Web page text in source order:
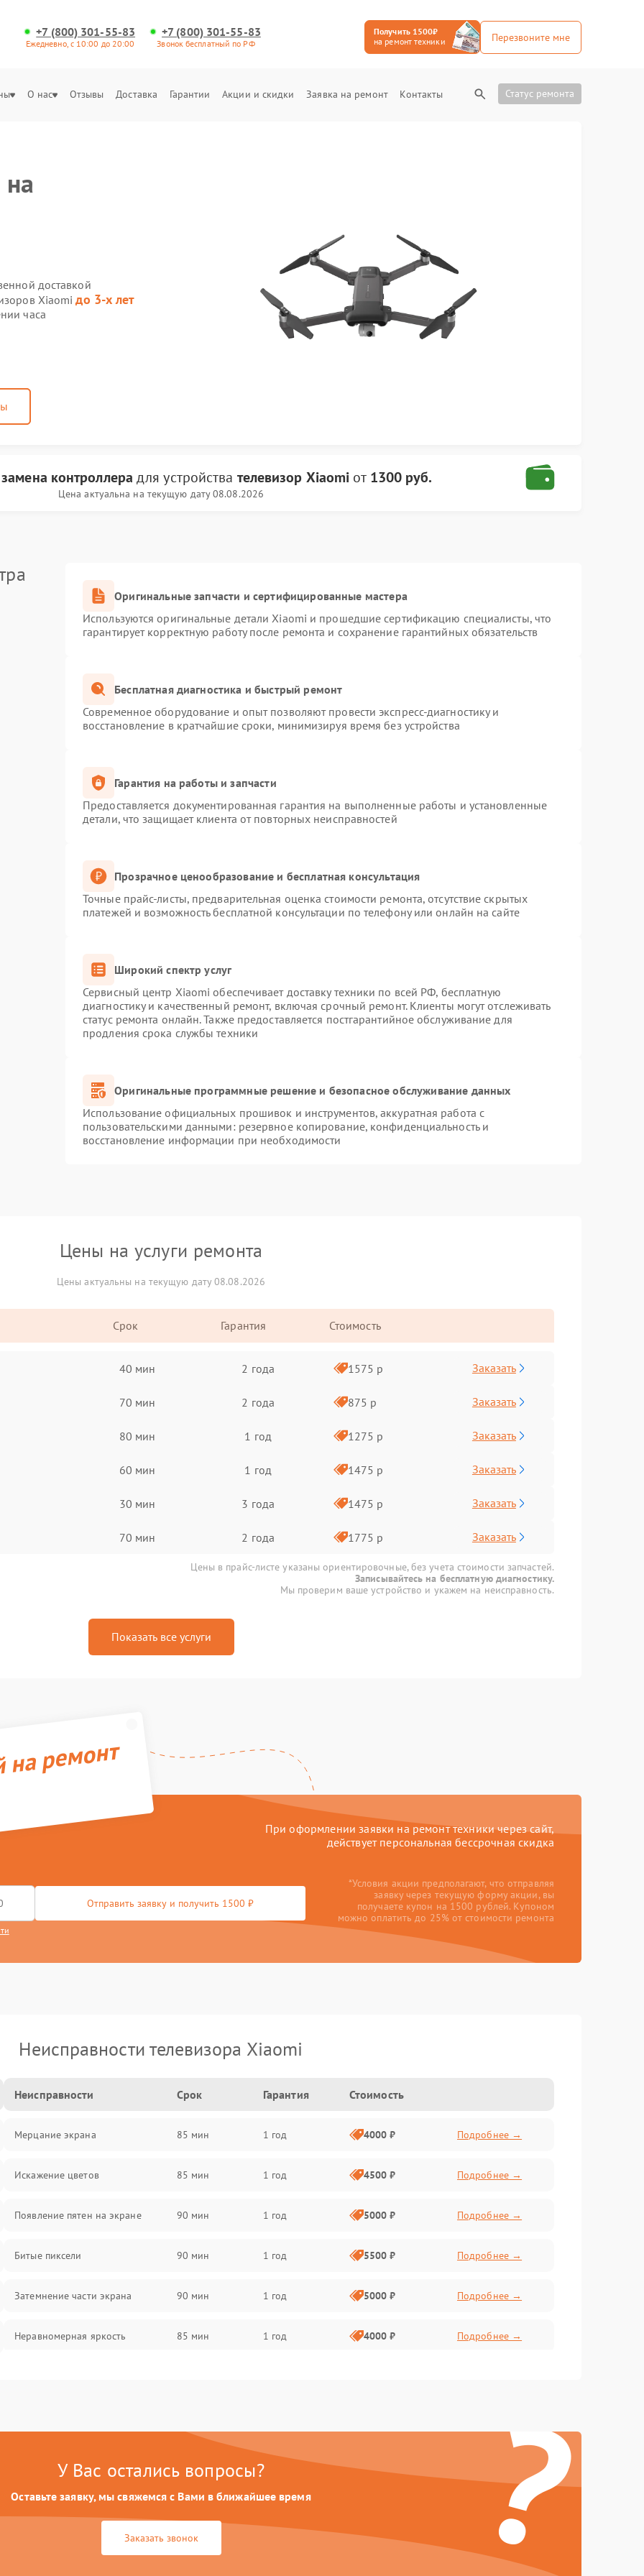
+7 (800) 301-55-83
Ежедневно, с 10:00 до 20:00
+7 (800) 301-55-83
Звонок бесплатный по РФ
Получить 1500₽
на ремонт техники
Перезвоните мне
О нас Отзывы Доставка Гарантии Акции и скидки Заявка на ремонт Контакты Статус ремонта
доставкой
Xiaomiдо 3-х лет
часа
замена контроллера для устройства телевизор Xiaomi от 1300 руб.
Цена актуальна на текущую дату 08.08.2026
Оригинальные запчасти и сертифицированные мастера
Используются оригинальные детали Xiaomi и прошедшие сертификацию специалисты, что
гарантирует корректную работу после ремонта и сохранение гарантийных обязательств
Бесплатная диагностика и быстрый ремонт
Современное оборудование и опыт позволяют провести экспресс-диагностику и
восстановление в кратчайшие сроки, минимизируя время без устройства
Гарантия на работы и запчасти
Предоставляется документированная гарантия на выполненные работы и установленные
детали, что защищает клиента от повторных неисправностей
Прозрачное ценообразование и бесплатная консультация
Точные прайс-листы, предварительная оценка стоимости ремонта, отсутствие скрытых
платежей и возможность бесплатной консультации по телефону или онлайн на сайте
Широкий спектр услуг
Сервисный центр Xiaomi обеспечивает доставку техники по всей РФ, бесплатную
диагностику и качественный ремонт, включая срочный ремонт. Клиенты могут отслеживать
статус ремонта онлайн. Также предоставляется постгарантийное обслуживание для
продления срока службы техники
Оригинальные программные решение и безопасное обслуживание данных
Использование официальных прошивок и инструментов, аккуратная работа с
пользовательскими данными: резервное копирование, конфиденциальность и
восстановление информации при необходимости
Цены на услуги ремонта
Цены актуальны на текущую дату 08.08.2026
Срок Гарантия Стоимость
40 мин 2 года 1575 р Заказать
70 мин 2 года 875 р Заказать
80 мин 1 год 1275 р Заказать
60 мин 1 год 1475 р Заказать
30 мин 3 года 1475 р Заказать
70 мин 2 года 1775 р Заказать
Цены в прайс-листе указаны ориентировочные, без учета стоимости запчастей.
Записывайтесь на бесплатную диагностику.
Мы проверим ваше устройство и укажем на неисправность.
Показать все услуги
ремонт
При оформлении заявки на ремонт техники через сайт,
действует персональная бессрочная скидка
Отправить заявку и получить 1500 ₽
*Условия акции предполагают, что отправляя
заявку через текущую форму акции, вы
получаете купон на 1500 рублей. Купоном
можно оплатить до 25% от стоимости ремонта
Неисправности телевизора Xiaomi
Неисправности Срок Гарантия Стоимость
Мерцание экрана 85 мин 1 год 4000 ₽ Подробнее →
Искажение цветов 85 мин 1 год 4500 ₽ Подробнее →
Появление пятен на экране 90 мин 1 год 5000 ₽ Подробнее →
Битые пиксели 90 мин 1 год 5500 ₽ Подробнее →
Затемнение части экрана 90 мин 1 год 5000 ₽ Подробнее →
Неравномерная яркость 85 мин 1 год 4000 ₽ Подробнее →
?
У Вас остались вопросы?
Оставьте заявку, мы свяжемся с Вами в ближайшее время
Заказать звонок